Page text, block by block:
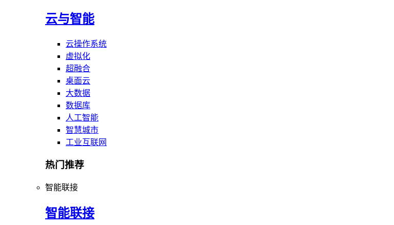
云与智能
云操作系统
虚拟化
超融合
桌面云
大数据
数据库
人工智能
智慧城市
工业互联网
热门推荐
智能联接
智能联接